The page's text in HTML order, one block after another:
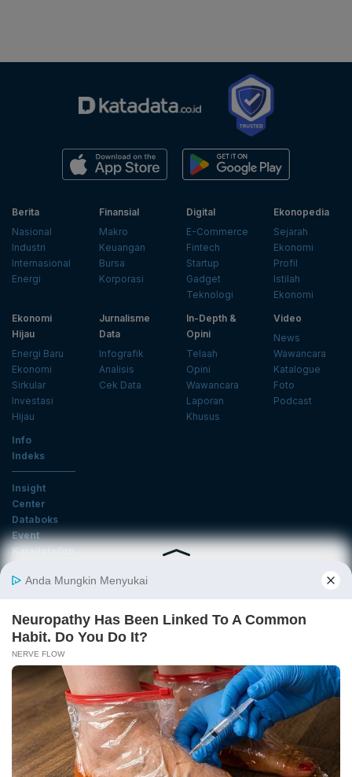
Berita
Nasional
Industri
Internasional
Energi
Finansial
Makro
Keuangan
Bursa
Korporasi
Digital
E-Commerce
Fintech
Startup
Gadget
Teknologi
Ekonopedia
Sejarah
Ekonomi
Profil
Istilah
Ekonomi
Ekonomi
Hijau
Energi Baru
Ekonomi
Sirkular
Investasi
Hijau
Jurnalisme
Data
Infografik
Analisis
Cek Data
In-Depth &
Opini
Telaah
Opini
Wawancara
Laporan
Khusus
Video
News
Wawancara
Katalogue
Foto
Podcast
Info
Indeks
Insight
Center
Databoks
Event
KatadataOto
Email
Daftar
Tentang Katadata Advertising Karier
Pedoman Media Siber
Kebijakan Privasi
Disclaimer
Hubungi Kami
©2026 Katadata. Hak cipta dilindungi Undang-undang.